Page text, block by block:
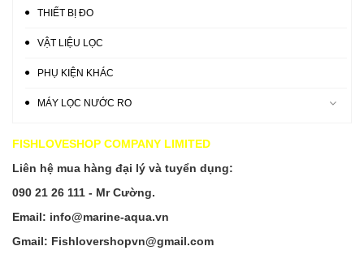
THIẾT BỊ ĐO
VẬT LIỆU LỌC
PHỤ KIỆN KHÁC
MÁY LỌC NƯỚC RO
FISHLOVESHOP COMPANY LIMITED
Liên hệ mua hàng đại lý và tuyển dụng:
090 21 26 111 - Mr Cường.
Email: info@marine-aqua.vn
Gmail: Fishlovershopvn@gmail.com